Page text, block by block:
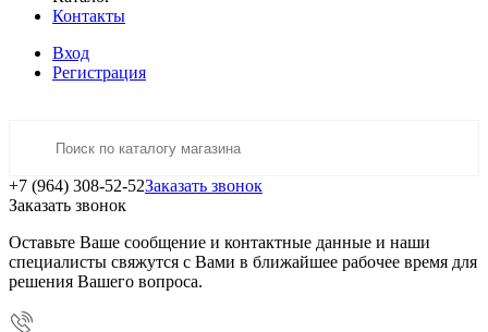
Контакты
Вход
Регистрация
+7 (964) 308-52-52Заказать звонок
Заказать звонок
Оставьте Ваше сообщение и контактные данные и наши
специалисты свяжутся с Вами в ближайшее рабочее время для
решения Вашего вопроса.